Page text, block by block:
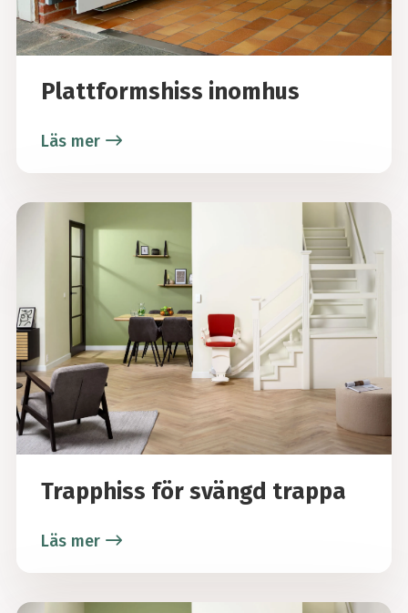
Plattformshiss inomhus
Läs mer
Trapphiss för svängd trappa
Läs mer